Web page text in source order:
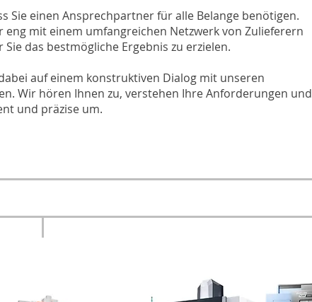
Sie einen Ansprechpartner für alle Belange benötigen.
eng mit einem umfangreichen Netzwerk von Zulieferern
das bestmögliche Ergebnis zu erzielen.
auf einem konstruktiven Dialog mit unseren
Wir hören Ihnen zu, verstehen Ihre Anforderungen und
und präzise um.